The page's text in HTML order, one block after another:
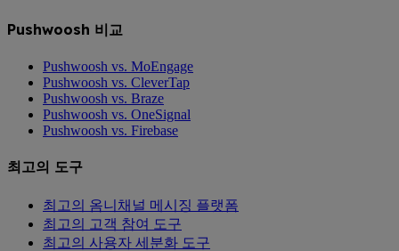
Pushwoosh 비교
Pushwoosh vs. MoEngage
Pushwoosh vs. CleverTap
Pushwoosh vs. Braze
Pushwoosh vs. OneSignal
Pushwoosh vs. Firebase
최고의 도구
최고의 옴니채널 메시징 플랫폼
최고의 고객 참여 도구
최고의 사용자 세분화 도구